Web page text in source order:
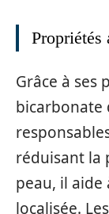
Propriétés
Grâce à ses
bicarbonate
réduisant la
peau, il aide
localisée.